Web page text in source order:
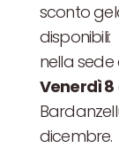
sconto
disponibili:
nella sede
Venerdì 8
dicembre.